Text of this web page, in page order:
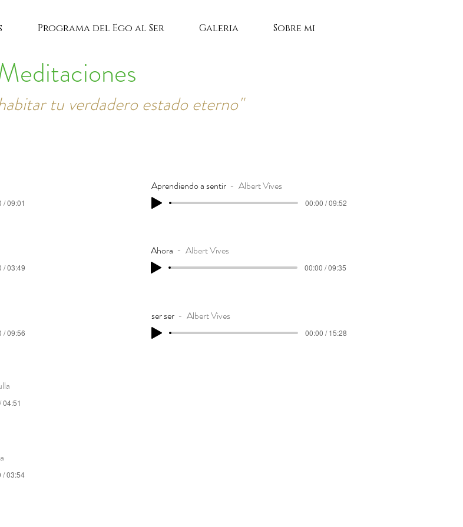
tu verdadero estado eterno"
/ 09:01
Aprendiendo a sentir Albert Vives
00:00 / 09:52
/ 03:49
Ahora Albert Vives
00:00 / 09:35
/ 09:56
ser ser Albert Vives
00:00 / 15:28
04:51
/ 03:54
Programa del Ego al Ser Galeria Sobre mi